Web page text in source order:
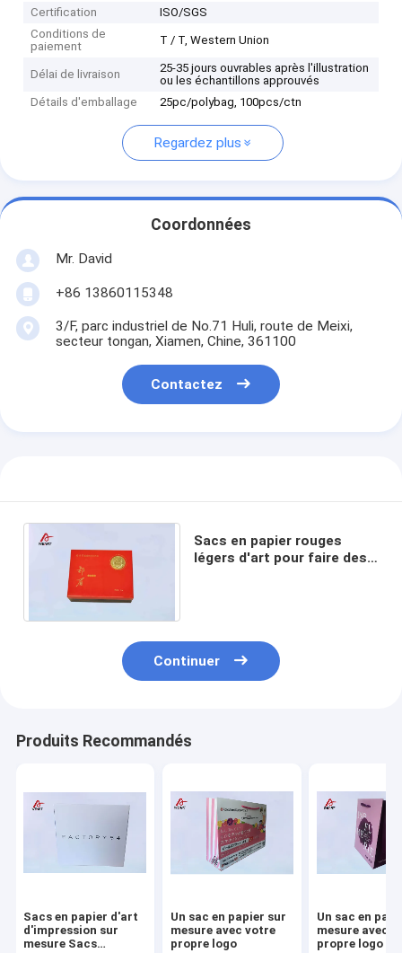
Certification
ISO/SGS
Conditions de
paiement
T / T, Western Union
Délai de livraison
25-35 jours ouvrables après l'illustration
ou les échantillons approuvés
Détails d'emballage
25pc/polybag, 100pcs/ctn
Regardez plus
Coordonnées
Mr. David
+86 13860115348
3/F, parc industriel de No.71 Huli, route de Meixi,
secteur tongan, Xiamen, Chine, 361100
Contactez
Sacs en papier rouges
légers d'art pour faire des
Continuer
Produits Recommandés
Sacs en papier d'art
d'impression sur
mesure Sacs
Un sac en papier sur
mesure avec votre
propre logo
Un sac en
mesure avec
propre logo